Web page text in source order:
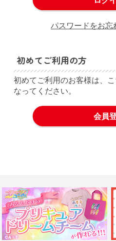
パスワードをお忘
初めてご利用の方
初めてご利用のお客様は、
なってください。